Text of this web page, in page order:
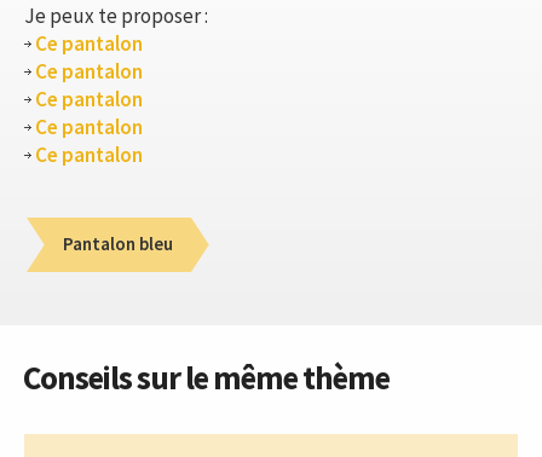
Je peux te proposer :
Ce pantalon
Ce pantalon
Ce pantalon
Ce pantalon
Ce pantalon
Pantalon bleu
Conseils sur le même thème